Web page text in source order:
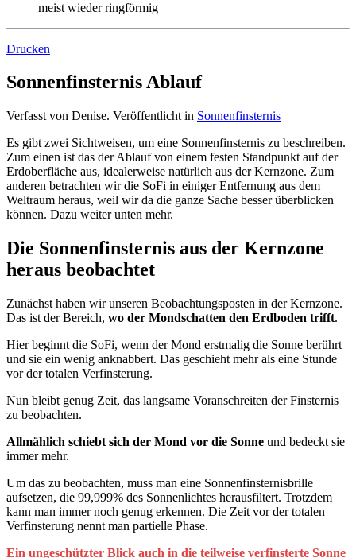
meist wieder ringförmig
Drucken
Sonnenfinsternis Ablauf
Verfasst von Denise. Veröffentlicht in Sonnenfinsternis
Es gibt zwei Sichtweisen, um eine Sonnenfinsternis zu beschreiben.
Zum einen ist das der Ablauf von einem festen Standpunkt auf der
Erdoberfläche aus, idealerweise natürlich aus der Kernzone. Zum
anderen betrachten wir die SoFi in einiger Entfernung aus dem
Weltraum heraus, weil wir da die ganze Sache besser überblicken
können. Dazu weiter unten mehr.
Die Sonnenfinsternis aus der Kernzone
heraus beobachtet
Zunächst haben wir unseren Beobachtungsposten in der Kernzone.
Das ist der Bereich, wo der Mondschatten den Erdboden trifft.
Hier beginnt die SoFi, wenn der Mond erstmalig die Sonne berührt
und sie ein wenig anknabbert. Das geschieht mehr als eine Stunde
vor der totalen Verfinsterung.
Nun bleibt genug Zeit, das langsame Voranschreiten der Finsternis
zu beobachten.
Allmählich schiebt sich der Mond vor die Sonne und bedeckt sie
immer mehr.
Um das zu beobachten, muss man eine Sonnenfinsternisbrille
aufsetzen, die 99,999% des Sonnenlichtes herausfiltert. Trotzdem
kann man immer noch genug erkennen. Die Zeit vor der totalen
Verfinsterung nennt man partielle Phase.
Ein ungeschützter Blick auch in die teilweise verfinsterte Sonne